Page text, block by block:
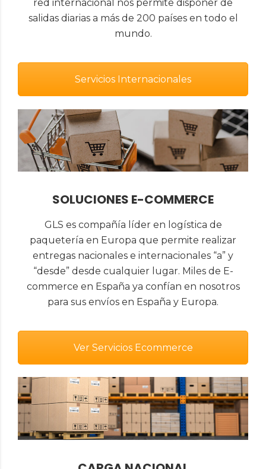
red internacional nos permite disponer de
salidas diarias a más de 200 países en todo el
mundo.
Servicios Internacionales
SOLUCIONES E-COMMERCE
GLS es compañía líder en logística de
paquetería en Europa que permite realizar
entregas nacionales e internacionales “a” y
“desde” desde cualquier lugar. Miles de E-
commerce en España ya confían en nosotros
para sus envíos en España y Europa.
Ver Servicios Ecommerce